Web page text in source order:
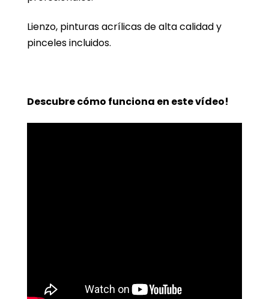
Lienzo, pinturas acrílicas de alta calidad y
pinceles incluidos.
Descubre cómo funciona en este vídeo!